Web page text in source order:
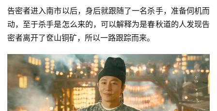
告密者进入南市以后，身后就跟随了一名杀手，准备伺机而
动，至于杀手是怎么来的，可以解释为是春秋道的人发现告
密者离开了奁山铜矿，所以一路跟踪而来。